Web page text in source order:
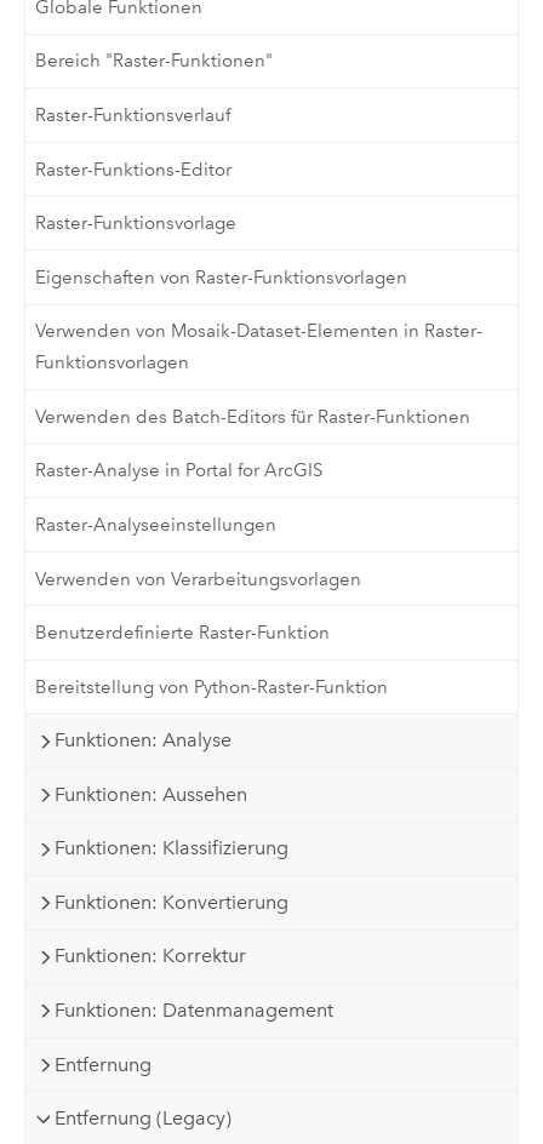
Globale Funktionen
Bereich "Raster-Funktionen"
Raster-Funktionsverlauf
Raster-Funktions-Editor
Raster-Funktionsvorlage
Eigenschaften von Raster-Funktionsvorlagen
Verwenden von Mosaik-Dataset-Elementen in Raster-
Funktionsvorlagen
Verwenden des Batch-Editors für Raster-Funktionen
Raster-Analyse in Portal for ArcGIS
Raster-Analyseeinstellungen
Verwenden von Verarbeitungsvorlagen
Benutzerdefinierte Raster-Funktion
Bereitstellung von Python-Raster-Funktion
Funktionen: Analyse
Funktionen: Aussehen
Funktionen: Klassifizierung
Funktionen: Konvertierung
Funktionen: Korrektur
Funktionen: Datenmanagement
Entfernung
Entfernung (Legacy)